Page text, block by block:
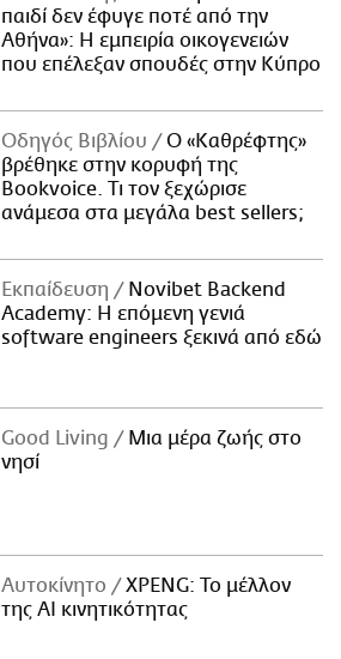
παιδί δεν έφυγε ποτέ από την
Αθήνα»: Η εμπειρία οικογενειών
που επέλεξαν σπουδές στην Κύπρο
Οδηγός Βιβλίου
Ο «Καθρέφτης»
βρέθηκε στην κορυφή της
Bookvoice. Τι τον ξεχώρισε
ανάμεσα στα μεγάλα best sellers;
Εκπαίδευση
Novibet Backend
Academy: Η επόμενη γενιά
software engineers ξεκινά από εδώ
Good Living
Μια μέρα ζωής στο
νησί
Αυτοκίνητο
XPENG: Το μέλλον
της AI κινητικότητας